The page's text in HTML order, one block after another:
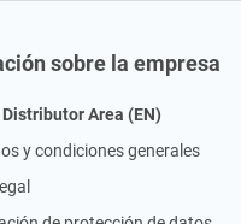
sobre la empresa
Area (EN)
y condiciones generales